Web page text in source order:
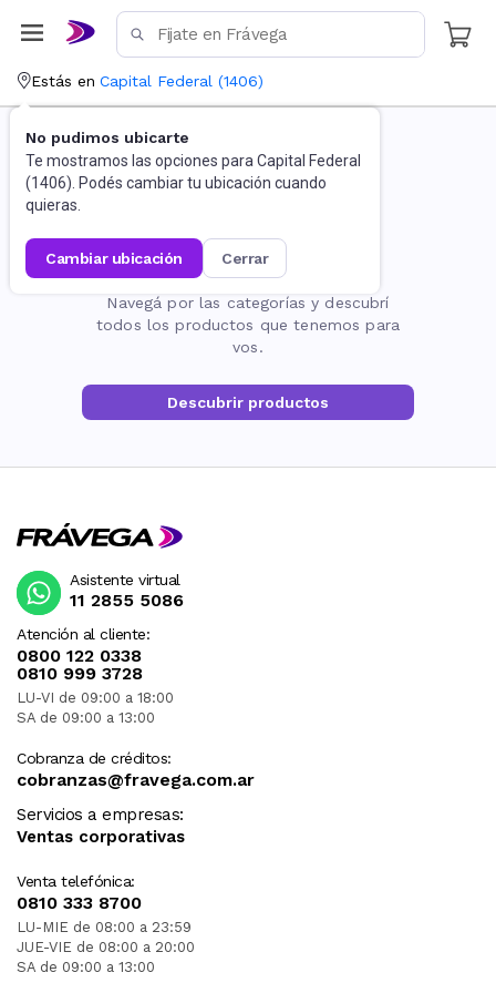
Estás en Capital Federal (1406)
No pudimos ubicarte
Te mostramos las opciones para Capital Federal
(1406). Podés cambiar tu ubicación cuando
quieras.
cambiar ubicación cerrar
La página no existe
Navegá por las categorías y descubrí
todos los productos que tenemos para
vos.
Descubrir productos
Atención al cliente:
0800 122 0338
0810 999 3728
LU-VI de 09:00 a 18:00
SA de 09:00 a 13:00
Cobranza de créditos:
cobranzas@fravega.com.ar
Servicios a empresas:
Ventas corporativas
Venta telefónica:
0810 333 8700
LU-MIE de 08:00 a 23:59
JUE-VIE de 08:00 a 20:00
SA de 09:00 a 13:00
Asistente virtual
11 2855 5086